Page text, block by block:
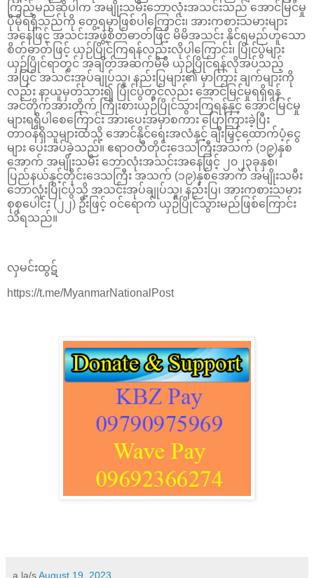
ကြည့်မည်ဆိုပါက အမျိုးသမီးဘောလုံးအသင်းသည် အောင်မြင်မှု
ပိုမိုရရှိသည်ကို တွေ့ရမှာဖြစ်ပါကြောင်း၊ အားကစားသမားများ
အနေဖြင့် အသင်းအဖွဲ့စိတ်ဓာတ်ဖြင့် မိမိအသင်း နိုင်ရမည်ဟူသော
စိတ်ဓာတ်ဖြင့် ယှဉ်ပြိုင်ကြရန်လည်းလိုပါကြောင်း၊ ပြိုင်ပွဲများ
ယှဉ်ပြိုင်ရာတွင် အချိတ်အဆက်မိမိ ယှဉ်ပြိုင်ရန်လိုအပ်သည့်
အပြင် အသင်းအုပ်ချုပ်သူ၊ နည်းပြများ၏ မှာကြား ချက်များကို
လည်း နာယူမှတ်သား၍ ပြိုင်ပွဲတွင်လည်း အောင်မြင်မှုရရှိရန်
အင်တိုက်အားတိုက် ကြိုးစားယှဉ်ပြိုင်သွားကြရန်နှင့် အောင်မြင်မှု
များရရှိပါစေကြောင်း အားပေးအမှာစကား ပြောကြားခဲ့ပြီး
တာဝန်ရှိသူများထံသို့ အောင်နိုင်ရေးအလံနှင့် ချီးမြှင့်ထောက်ပံ့ငွေ
များ ပေးအပ်ခဲ့သည်။ ဧရာဝတီတိုင်းဒေသကြီးအသက် (၁၉)နှစ်
အောက် အမျိုးသမီး ဘောလုံးအသင်းအနေဖြင့် ၂၀၂၃ခုနှစ်၊
ပြည်နယ်နှင့်တိုင်းဒေသကြီး အသက် (၁၉)နှစ်အောက် အမျိုးသမီး
ဘောလုံးပြိုင်ပွဲသို့ အသင်းအုပ်ချုပ်သူ၊ နည်းပြ၊ အားကစားသမား
စုစုပေါင်း (၂၂) ဦးဖြင့် ဝင်ရောက် ယှဉ်ပြိုင်သွားမည်ဖြစ်ကြောင်း
သိရသည်။
လှမင်းထွဋ်
https://t.me/MyanmarNationalPost
a la/sAugust 19, 2023